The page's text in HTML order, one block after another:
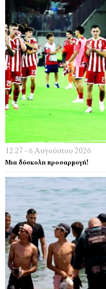
12:27 - 6 Αυγούστου 2026
Μια δύσκολη προσαρμογή!